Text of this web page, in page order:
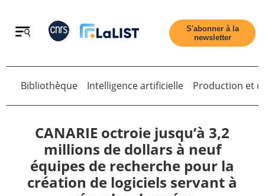
Retour
Accueil
S'abonner à la
newsletter
Retour
Bibliothèque Intelligence artificielle Production et
CANARIE octroie jusqu’à 3,2
millions de dollars à neuf
équipes de recherche pour la
création de logiciels servant à